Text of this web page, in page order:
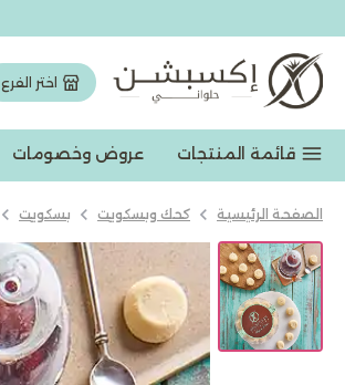
اختر الفرع
قائمة المنتجات
عروض وخصومات
تورت وجاتوه
مخبوزات
عروض وخصومات
الصفحة الرئيسية كحك وبسكويت بسكويت